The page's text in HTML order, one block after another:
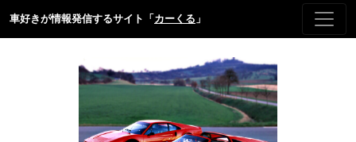
車好きが情報発信するサイト「 カーくる 」